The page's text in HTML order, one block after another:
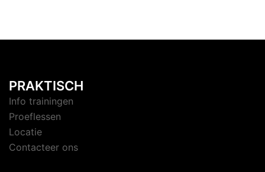
PRAKTISCH
Info trainingen
Proeflessen
Locatie
Contacteer ons